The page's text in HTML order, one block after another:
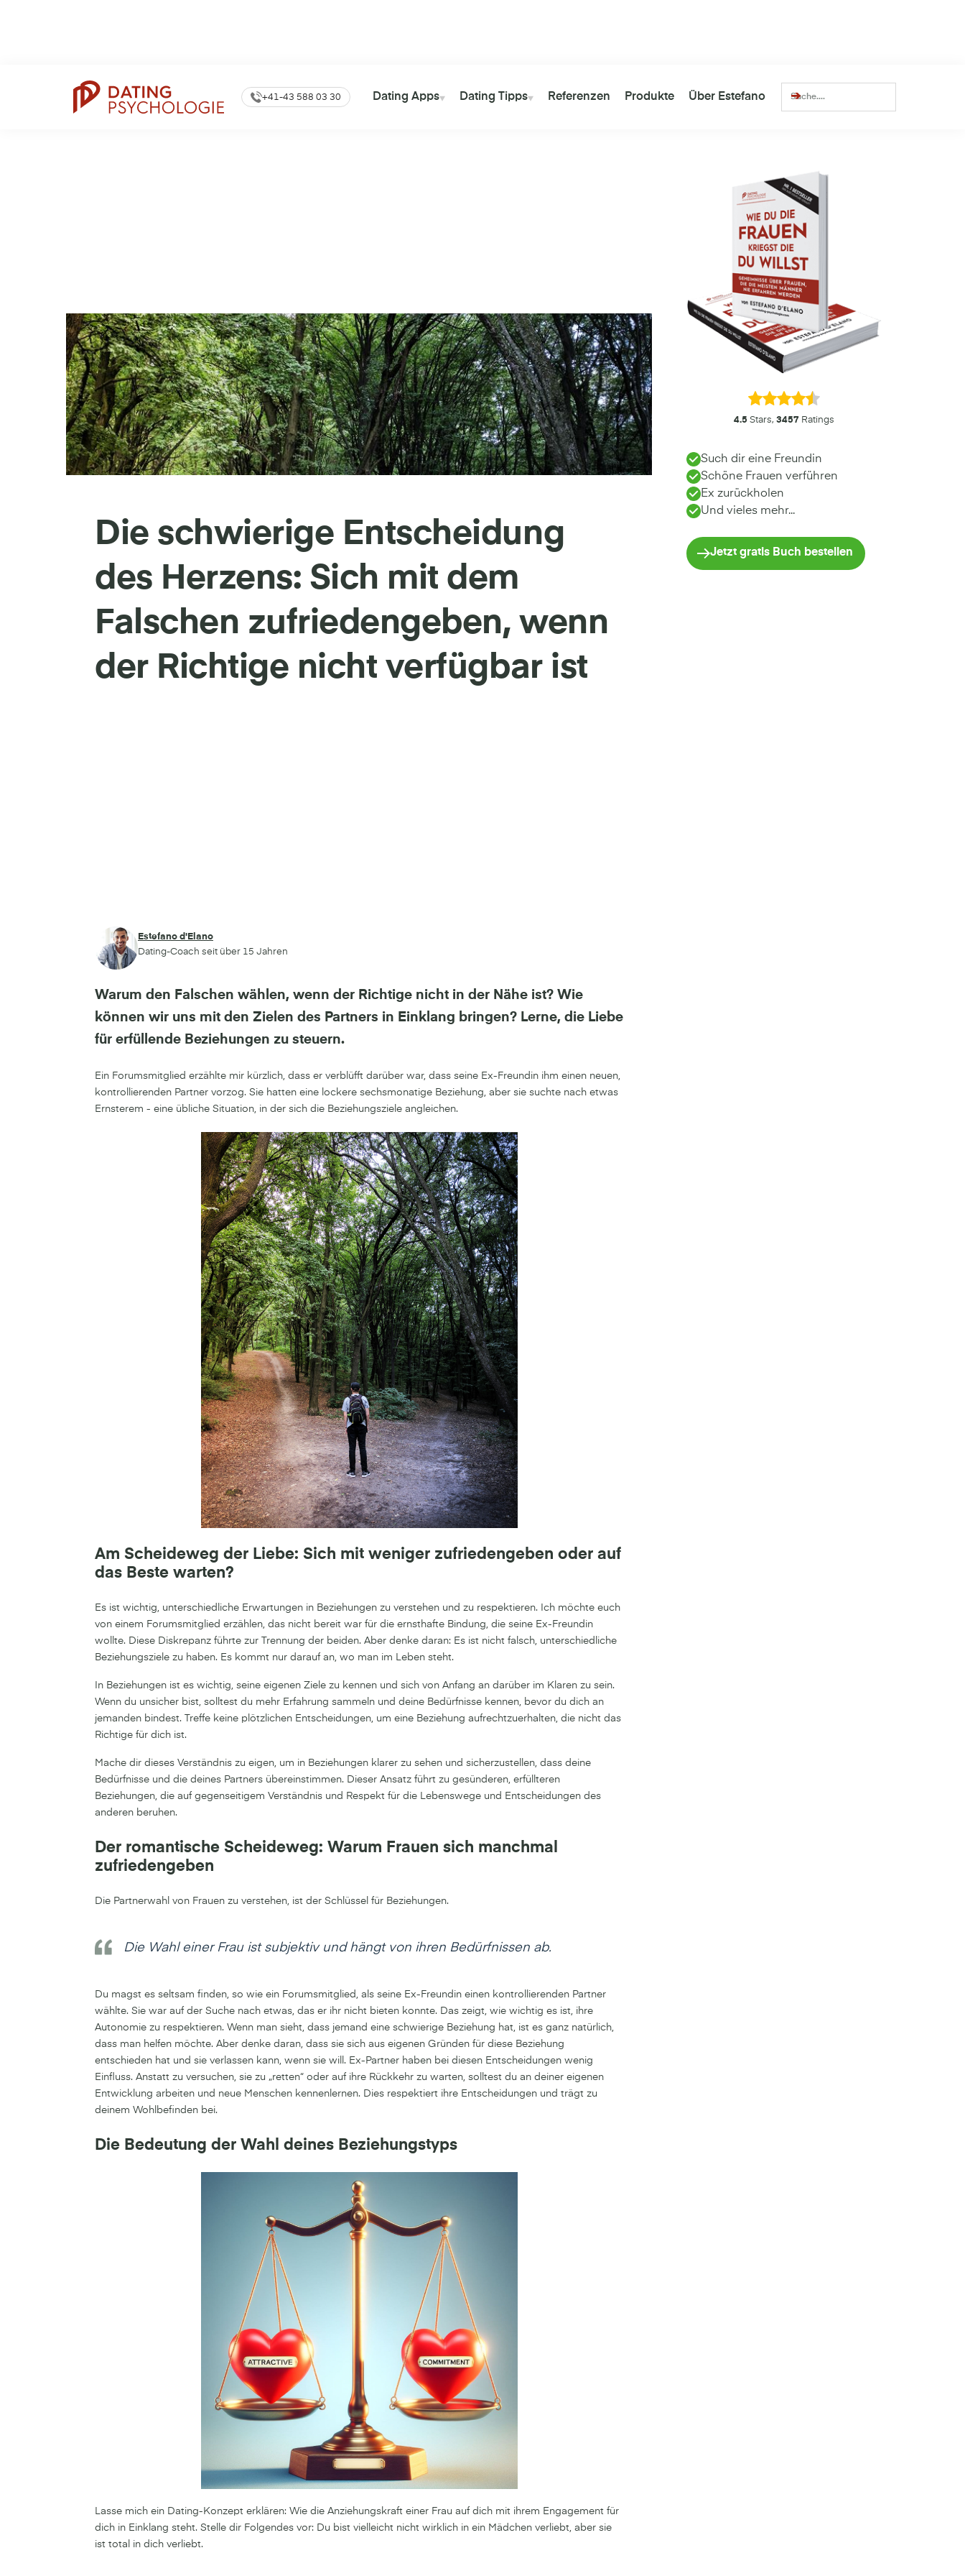
+41-43 588 03 30 Dating Apps Dating Tipps Referenzen Produkte Über Estefano
Dating Coach Seit15 Jahren
Anmeldungen
YouTube
Gesamt
Die schwierige Entscheidung
des Herzens: Sich mit dem
Falschen zufriedengeben, wenn
der Richtige nicht verfügbar ist
Estefano d'Elano
Dating-Coach seit über 15 Jahren
Warum den Falschen wählen, wenn der Richtige nicht in der Nähe ist? Wie
können wir uns mit den Zielen des Partners in Einklang bringen? Lerne, die Liebe
für erfüllende Beziehungen zu steuern.
Ein Forumsmitglied erzählte mir kürzlich, dass er verblüfft darüber war, dass seine Ex-Freundin ihm einen neuen,
kontrollierenden Partner vorzog. Sie hatten eine lockere sechsmonatige Beziehung, aber sie suchte nach etwas
Ernsterem - eine übliche Situation, in der sich die Beziehungsziele angleichen.
Am Scheideweg der Liebe: Sich mit weniger zufriedengeben oder auf
das Beste warten?
Es ist wichtig, unterschiedliche Erwartungen in Beziehungen zu verstehen und zu respektieren. Ich möchte euch
von einem Forumsmitglied erzählen, das nicht bereit war für die ernsthafte Bindung, die seine Ex-Freundin
wollte. Diese Diskrepanz führte zur Trennung der beiden. Aber denke daran: Es ist nicht falsch, unterschiedliche
Beziehungsziele zu haben. Es kommt nur darauf an, wo man im Leben steht.
In Beziehungen ist es wichtig, seine eigenen Ziele zu kennen und sich von Anfang an darüber im Klaren zu sein.
Wenn du unsicher bist, solltest du mehr Erfahrung sammeln und deine Bedürfnisse kennen, bevor du dich an
jemanden bindest. Treffe keine plötzlichen Entscheidungen, um eine Beziehung aufrechtzuerhalten, die nicht das
Richtige für dich ist.
Mache dir dieses Verständnis zu eigen, um in Beziehungen klarer zu sehen und sicherzustellen, dass deine
Bedürfnisse und die deines Partners übereinstimmen. Dieser Ansatz führt zu gesünderen, erfüllteren
Beziehungen, die auf gegenseitigem Verständnis und Respekt für die Lebenswege und Entscheidungen des
anderen beruhen.
Der romantische Scheideweg: Warum Frauen sich manchmal
zufriedengeben
Die Partnerwahl von Frauen zu verstehen, ist der Schlüssel für Beziehungen.
Die Wahl einer Frau ist subjektiv und hängt von ihren Bedürfnissen ab.
Du magst es seltsam finden, so wie ein Forumsmitglied, als seine Ex-Freundin einen kontrollierenden Partner
wählte. Sie war auf der Suche nach etwas, das er ihr nicht bieten konnte. Das zeigt, wie wichtig es ist, ihre
Autonomie zu respektieren. Wenn man sieht, dass jemand eine schwierige Beziehung hat, ist es ganz natürlich,
dass man helfen möchte. Aber denke daran, dass sie sich aus eigenen Gründen für diese Beziehung
entschieden hat und sie verlassen kann, wenn sie will. Ex-Partner haben bei diesen Entscheidungen wenig
Einfluss. Anstatt zu versuchen, sie zu „retten“ oder auf ihre Rückkehr zu warten, solltest du an deiner eigenen
Entwicklung arbeiten und neue Menschen kennenlernen. Dies respektiert ihre Entscheidungen und trägt zu
deinem Wohlbefinden bei.
Die Bedeutung der Wahl deines Beziehungstyps
Lasse mich ein Dating-Konzept erklären: Wie die Anziehungskraft einer Frau auf dich mit ihrem Engagement für
dich in Einklang steht. Stelle dir Folgendes vor: Du bist vielleicht nicht wirklich in ein Mädchen verliebt, aber sie
ist total in dich verliebt.
4.5 Stars, 3457 Ratings
Such dir eine Freundin
Schöne Frauen verführen
Ex zurückholen
Und vieles mehr...
Jetzt gratis Buch bestellen